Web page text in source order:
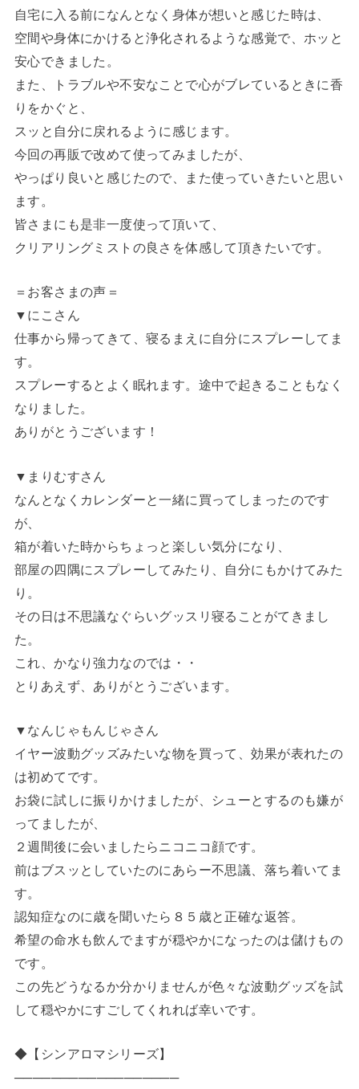
自宅に入る前になんとなく身体が想いと感じた時は、
空間や身体にかけると浄化されるような感覚で、ホッと
安心できました。
また、トラブルや不安なことで心がブレているときに香
りをかぐと、
スッと自分に戻れるように感じます。
今回の再販で改めて使ってみましたが、
やっぱり良いと感じたので、また使っていきたいと思い
ます。
皆さまにも是非一度使って頂いて、
クリアリングミストの良さを体感して頂きたいです。
＝お客さまの声＝
▼にこさん
仕事から帰ってきて、寝るまえに自分にスプレーしてま
す。
スプレーするとよく眠れます。途中で起きることもなく
なりました。
ありがとうございます！
▼まりむすさん
なんとなくカレンダーと一緒に買ってしまったのです
が、
箱が着いた時からちょっと楽しい気分になり、
部屋の四隅にスプレーしてみたり、自分にもかけてみた
り。
その日は不思議なぐらいグッスリ寝ることがてきまし
た。
これ、かなり強力なのでは・・
とりあえず、ありがとうございます。
▼なんじゃもんじゃさん
イヤー波動グッズみたいな物を買って、効果が表れたの
は初めてです。
お袋に試しに振りかけましたが、シューとするのも嫌が
ってましたが、
２週間後に会いましたらニコニコ顔です。
前はブスッとしていたのにあらー不思議、落ち着いてま
す。
認知症なのに歳を聞いたら８５歳と正確な返答。
希望の命水も飲んでますが穏やかになったのは儲けもの
です。
この先どうなるか分かりませんが色々な波動グッズを試
して穏やかにすごしてくれれば幸いです。
◆【シンアロマシリーズ】
──────────────────